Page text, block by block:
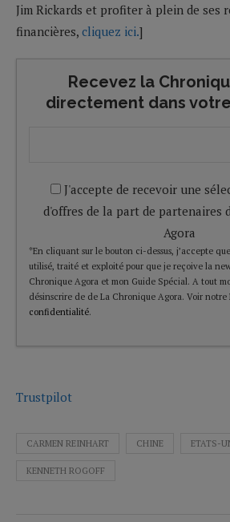
Jim Rickards et profiter à plein de ses
financières, cliquez ici.]
Recevez la
directement dans
J'accepte de recevoir une
d'offres de la part de partenaires
Agora
*En cliquant sur le bouton ci-dessus, j’accepte
utilisé, traité et exploité pour que je reçoive la
Chronique Agora et mon Guide Spécial. A tout
désinscrire de de La Chronique Agora. Voir notre
confidentialité.
Trustpilot
CARMEN REINHART CHINE ETATS-
KENNETH ROGOFF